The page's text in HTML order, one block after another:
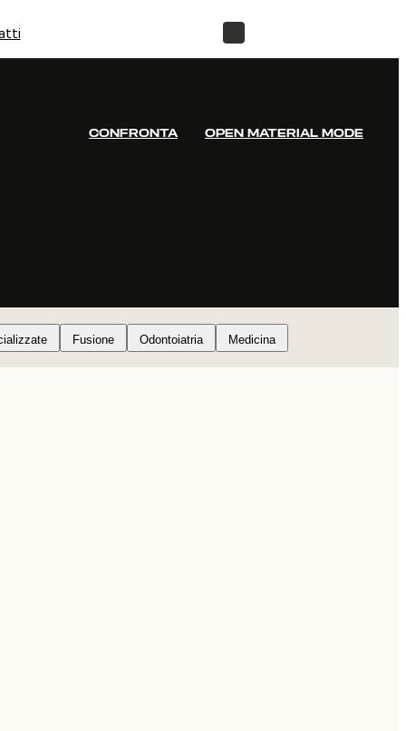
CONFRONTA OPEN MATERIAL MODE
Fusione Odontoiatria Medicina